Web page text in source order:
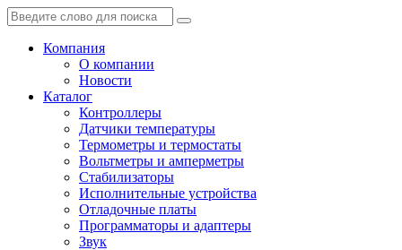
Компания
О компании
Новости
Каталог
Контроллеры
Датчики температуры
Термометры и термостаты
Вольтметры и амперметры
Стабилизаторы
Исполнительные устройства
Отладочные платы
Программаторы и адаптеры
Звук